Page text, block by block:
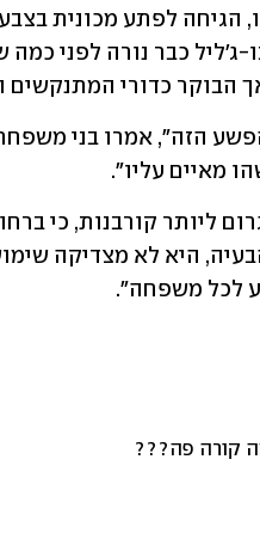
הבוקר כדורי
מאיים עליו".
לכל משפחה".
קורה פה???